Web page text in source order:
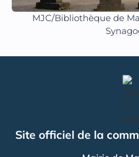
MJC/Bibliothèque de
Site officiel de la